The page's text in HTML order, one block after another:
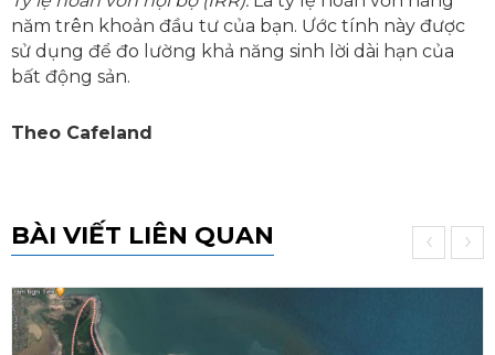
năm trên khoản đầu tư của bạn. Ước tính này được
sử dụng để đo lường khả năng sinh lời dài hạn của
bất động sản.
Theo Cafeland
BÀI VIẾT LIÊN QUAN ‹ ›